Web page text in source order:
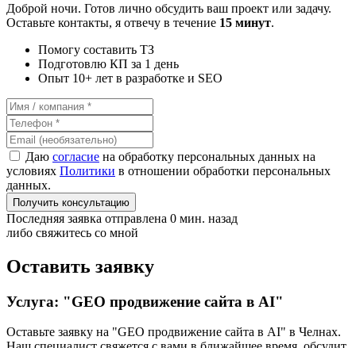
Доброй ночи. Готов лично обсудить ваш проект или задачу.
Оставьте контакты, я отвечу в течение 15 минут.
Помогу составить ТЗ
Подготовлю КП за 1 день
Опыт 10+ лет в разработке и SEO
Даю согласие на обработку персональных данных на
условиях Политики в отношении обработки персональных
данных.
Получить консультацию
Последняя заявка отправлена 0 мин. назад
либо свяжитесь со мной
Оставить заявку
Услуга: "GEO продвижение сайта в AI"
Оставьте заявку на "GEO продвижение сайта в AI" в Челнах.